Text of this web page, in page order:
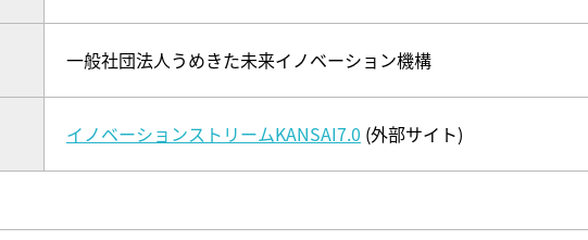
一般社団法人うめきた未来イノベーション機構
イノベーションストリームKANSAI7.0 (外部サイト)